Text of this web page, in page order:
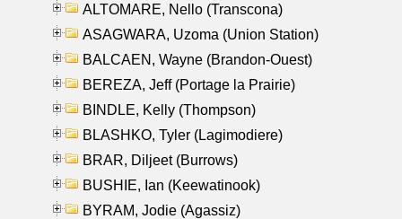
ALTOMARE, Nello (Transcona)
ASAGWARA, Uzoma (Union Station)
BALCAEN, Wayne (Brandon-Ouest)
BEREZA, Jeff (Portage la Prairie)
BINDLE, Kelly (Thompson)
BLASHKO, Tyler (Lagimodiere)
BRAR, Diljeet (Burrows)
BUSHIE, Ian (Keewatinook)
BYRAM, Jodie (Agassiz)